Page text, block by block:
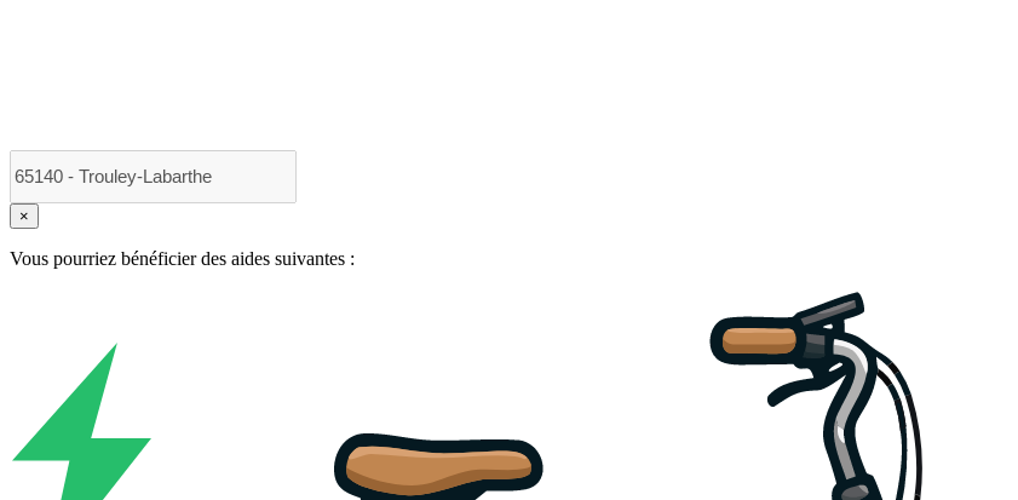
×
Vous pourriez bénéficier des aides suivantes :